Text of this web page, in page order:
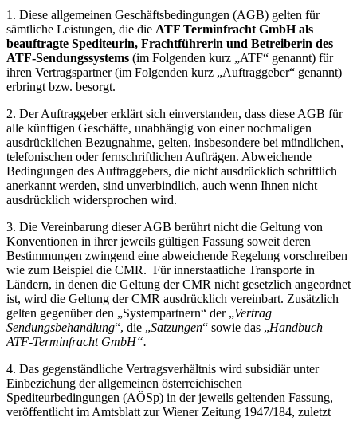
1. Diese allgemeinen Geschäftsbedingungen (AGB) gelten für
sämtliche Leistungen, die die ATF Terminfracht GmbH als
beauftragte Spediteurin, Frachtführerin und Betreiberin des
ATF-Sendungssystems (im Folgenden kurz „ATF“ genannt) für
ihren Vertragspartner (im Folgenden kurz „Auftraggeber“ genannt)
erbringt bzw. besorgt.
2. Der Auftraggeber erklärt sich einverstanden, dass diese AGB für
alle künftigen Geschäfte, unabhängig von einer nochmaligen
ausdrücklichen Bezugnahme, gelten, insbesondere bei mündlichen,
telefonischen oder fernschriftlichen Aufträgen. Abweichende
Bedingungen des Auftraggebers, die nicht ausdrücklich schriftlich
anerkannt werden, sind unverbindlich, auch wenn Ihnen nicht
ausdrücklich widersprochen wird.
3. Die Vereinbarung dieser AGB berührt nicht die Geltung von
Konventionen in ihrer jeweils gültigen Fassung soweit deren
Bestimmungen zwingend eine abweichende Regelung vorschreiben
wie zum Beispiel die CMR. Für innerstaatliche Transporte in
Ländern, in denen die Geltung der CMR nicht gesetzlich angeordnet
ist, wird die Geltung der CMR ausdrücklich vereinbart. Zusätzlich
gelten gegenüber den „Systempartnern“ der „Vertrag
Sendungsbehandlung“, die „Satzungen“ sowie das „Handbuch
ATF-Terminfracht GmbH“.
4. Das gegenständliche Vertragsverhältnis wird subsidiär unter
Einbeziehung der allgemeinen österreichischen
Spediteurbedingungen (AÖSp) in der jeweils geltenden Fassung,
veröffentlicht im Amtsblatt zur Wiener Zeitung 1947/184, zuletzt